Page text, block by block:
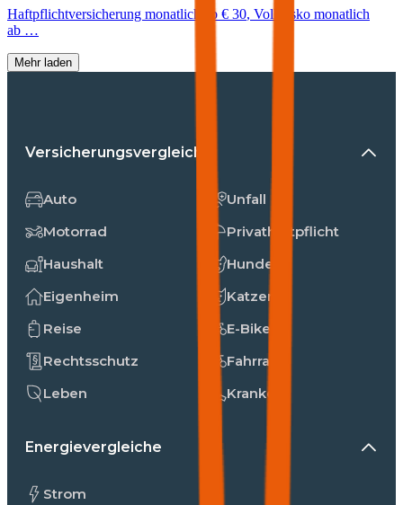
Haftpflichtversicherung monatlich ab € 30, Vollkasko monatlich
ab …
Mehr laden
Versicherungsvergleiche
Auto
Motorrad
Haushalt
Eigenheim
Reise
Rechtsschutz
Leben
Unfall
Privathaftpflicht
Hunde
Katzen
E-Bike
Fahrrad
Kranken
Energievergleiche
Strom